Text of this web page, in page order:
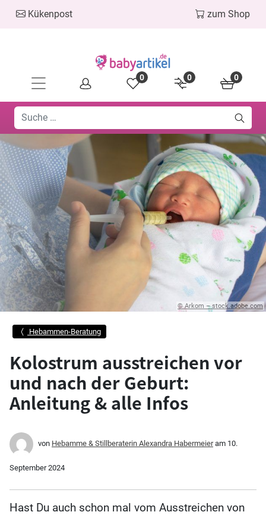
Kükenpost zum Shop
0
0
0
© Arkom – stock.adobe.com
Hebammen-Beratung
Kolostrum ausstreichen vor
und nach der Geburt:
Anleitung & alle Infos
von Hebamme & Stillberaterin Alexandra Habermeieram 10.
September 2024
Hast Du auch schon mal vom Ausstreichen von